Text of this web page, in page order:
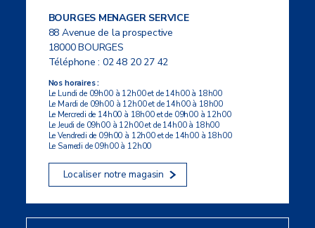
BOURGES MENAGER SERVICE
88 Avenue de la prospective
18000 BOURGES
Téléphone :02 48 20 27 42
Nos horaires :
Le Lundi de 09h00 à 12h00 et de 14h00 à 18h00
Le Mardi de 09h00 à 12h00 et de 14h00 à 18h00
Le Mercredi de 14h00 à 18h00 et de 09h00 à 12h00
Le Jeudi de 09h00 à 12h00 et de 14h00 à 18h00
Le Vendredi de 09h00 à 12h00 et de 14h00 à 18h00
Le Samedi de 09h00 à 12h00
Localiser notre magasin